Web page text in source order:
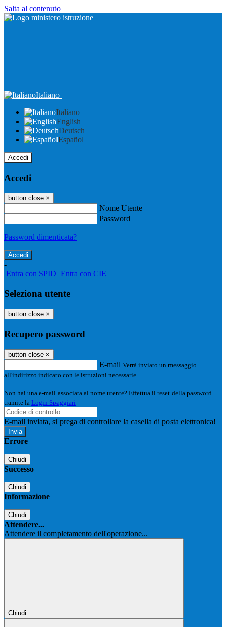
Salta al contenuto
Italiano
Italiano
English
Deutsch
Español
Accedi
Accedi
button close ×
Nome Utente
Password
Password dimenticata?
-
Entra con SPID Entra con CIE
Seleziona utente
button close ×
Recupero password
button close ×
E-mail Verrà inviato un messaggio
all'indirizzo indicato con le istruzioni necessarie.
Non hai una e-mail associata al nome utente? Effettua il reset della password
tramite la Login Spaggiari
E-mail inviata, si prega di controllare la casella di posta elettronica!
Errore
Chiudi
Successo
Chiudi
Informazione
Chiudi
Attendere...
Attendere il completamento dell'operazione...
Chiudi